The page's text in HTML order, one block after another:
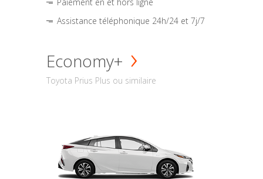
Assistance téléphonique 24h/24 et 7j/7
Economy+
Toyota Prius Plus ou similaire